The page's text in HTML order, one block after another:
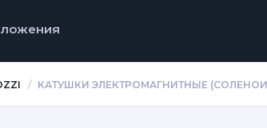
КАТУШКИ ЭЛЕКТРОМАГНИТНЫЕ